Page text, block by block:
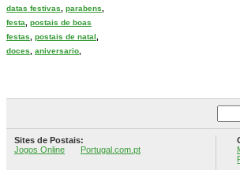
datas festivas
parabens
festa
postais de boas
festas
postais de natal
doces
aniversario
Sites de Postais:
Jogos Online
Portugal.com.pt